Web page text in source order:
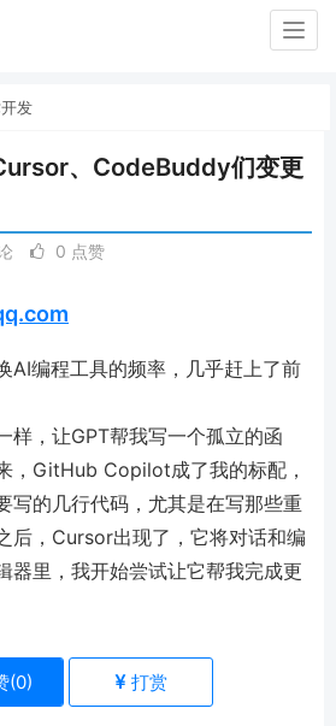
发
、CodeBuddy们变更
0 点赞
AI编程工具的频率，几乎赶上了前
样，让GPT帮我写一个孤立的函
，GitHub Copilot成了我的标配，
写的几行代码，尤其是在写那些重
后，Cursor出现了，它将对话和编
器里，我开始尝试让它帮我完成更
(0) 打赏